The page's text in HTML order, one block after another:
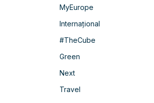
MyEurope
Internațional
#TheCube
Green
Next
Travel